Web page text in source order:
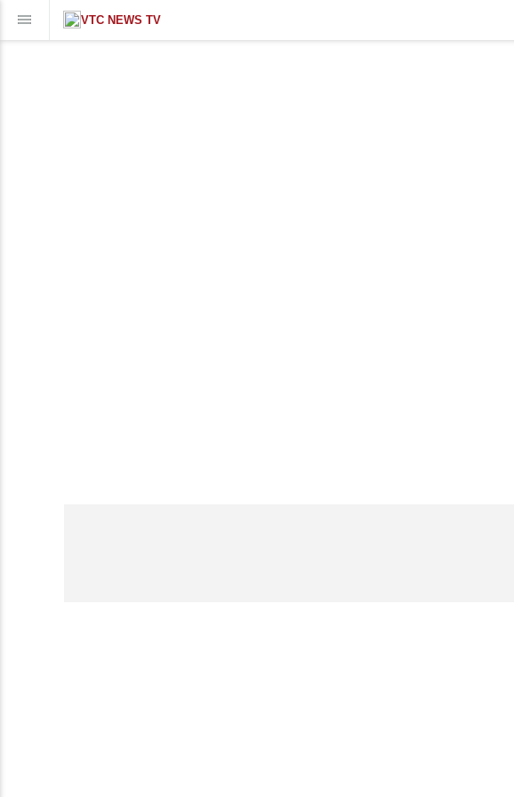
VTC NEWS TV